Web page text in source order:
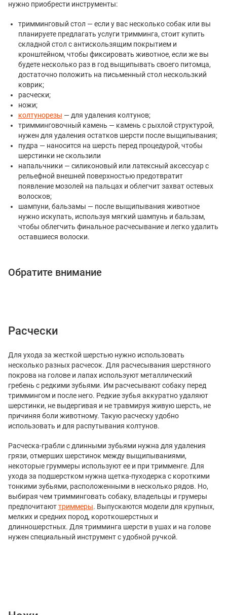
нужно приобрести инструменты:
тримминговый стол — если у вас несколько собак или вы
планируете предлагать услуги тримминга, стоит купить
складной стол с антискользящим покрытием и
кронштейном, чтобы фиксировать животное, если же вы
будете несколько раз в год выщипывать своего питомца,
достаточно положить на письменный стол нескользкий
коврик;
расчески;
ножи;
колтунорезы — для удаления колтунов;
тримминговочный камень — камень с рыхлой структурой,
нужен для удаления остатков шерсти после выщипывания;
пудра — наносится на шерсть перед процедурой, чтобы
шерстинки не скользили
напальчники — силиконовый или латексный аксессуар с
рельефной внешней поверхностью предотвратит
появление мозолей на пальцах и облегчит захват остевых
волосков;
шампуни, бальзамы — после выщипывания животное
нужно искупать, используя мягкий шампунь и бальзам,
чтобы облегчить финальное расчесывание и легко удалить
оставшиеся волоски.
Обратите внимание
Расчески
Для ухода за жесткой шерстью нужно использовать
несколько разных расчесок. Для расчесывания шерстяного
покрова на голове и лапах используют металлический
гребень с редкими зубьями. Им расчесывают собаку перед
триммингом и после него. Редкие зубья аккуратно удаляют
шерстинки, не выдергивая и не травмируя живую шерсть, не
причиняя боли животному. Такую расческу удобно
использовать и для распутывания колтунов.
Расческа-грабли с длинными зубьями нужна для удаления
грязи, отмерших шерстинок между выщипываниями,
некоторые груммеры используют ее и при тримменге. Для
ухода за подшерстком нужна щетка-пуходерка с короткими
тонкими зубьями, расположенными в несколько рядов. Но,
выбирая чем тримминговать собаку, владельцы и грумеры
предпочитаюттриммеры. Выпускаются модели для крупных,
мелких и средних пород, короткошерстных и
длинношерстных. Для тримминга шерсти в ушах и на голове
нужен специальный инструмент с удобной ручкой.